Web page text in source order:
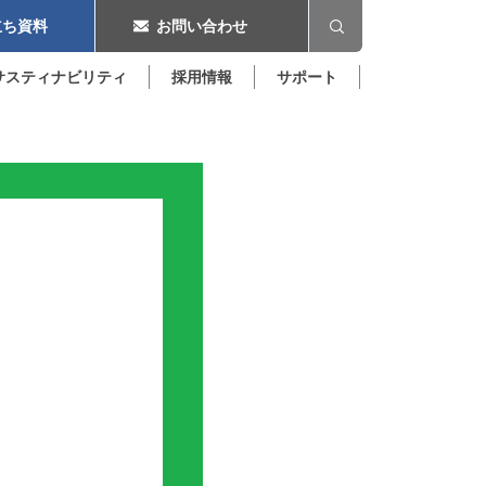
資料 お問い合わせ
スティナビリティ 採用情報 サポート